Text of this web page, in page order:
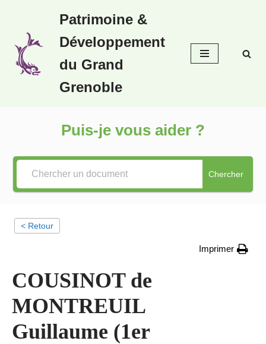
au
contenu
Patrimoine &
Développement
du Grand
Grenoble
Puis-je vous aider ?
Chercher
< Retour
Imprimer
COUSINOT de
MONTREUIL
Guillaume (1er